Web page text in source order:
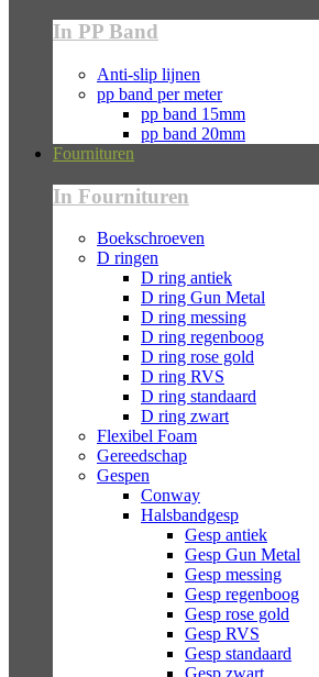
In PP Band
Anti-slip lijnen
pp band per meter
pp band 15mm
pp band 20mm
Fournituren
In Fournituren
Boekschroeven
D ringen
D ring antiek
D ring Gun Metal
D ring messing
D ring regenboog
D ring rose gold
D ring RVS
D ring standaard
D ring zwart
Flexibel Foam
Gereedschap
Gespen
Conway
Halsbandgesp
Gesp antiek
Gesp Gun Metal
Gesp messing
Gesp regenboog
Gesp rose gold
Gesp RVS
Gesp standaard